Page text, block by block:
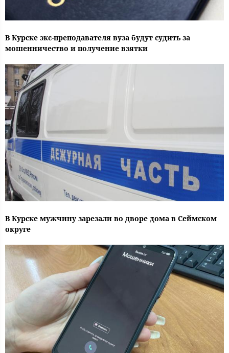
В Курске экс-преподавателя вуза будут судить за
мошенничество и получение взятки
В Курске мужчину зарезали во дворе дома в Сеймском
округе